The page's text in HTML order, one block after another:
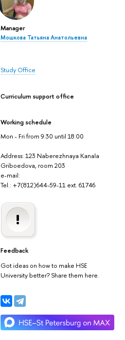
Manager
Мошкова Татьяна Анатольевна
Study Office
Curriculum support office
Working schedule
Mon - Fri from 9:30 until 18:00
Address: 123 Naberezhnaya Kanala
Griboedova, room 203
e-mail:
Tel.: +7(812)644-59-11 ext. 61746
Feedback
Got ideas on how to make HSE
University better? Share them here.